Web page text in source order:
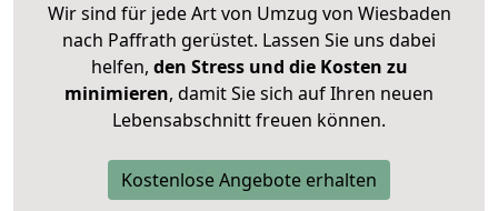
Wir sind für jede Art von Umzug von Wiesbaden
nach Paffrath gerüstet. Lassen Sie uns dabei
helfen, den Stress und die Kosten zu
minimieren, damit Sie sich auf Ihren neuen
Lebensabschnitt freuen können.
Kostenlose Angebote erhalten